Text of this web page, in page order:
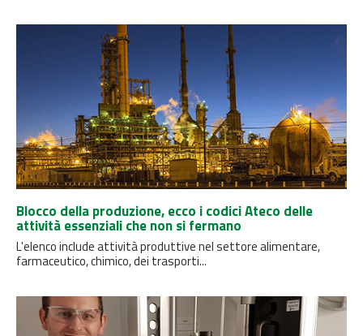
Blocco della produzione, ecco i codici Ateco delle
attività essenziali che non si fermano
L'elenco include attività produttive nel settore alimentare,
farmaceutico, chimico, dei trasporti...